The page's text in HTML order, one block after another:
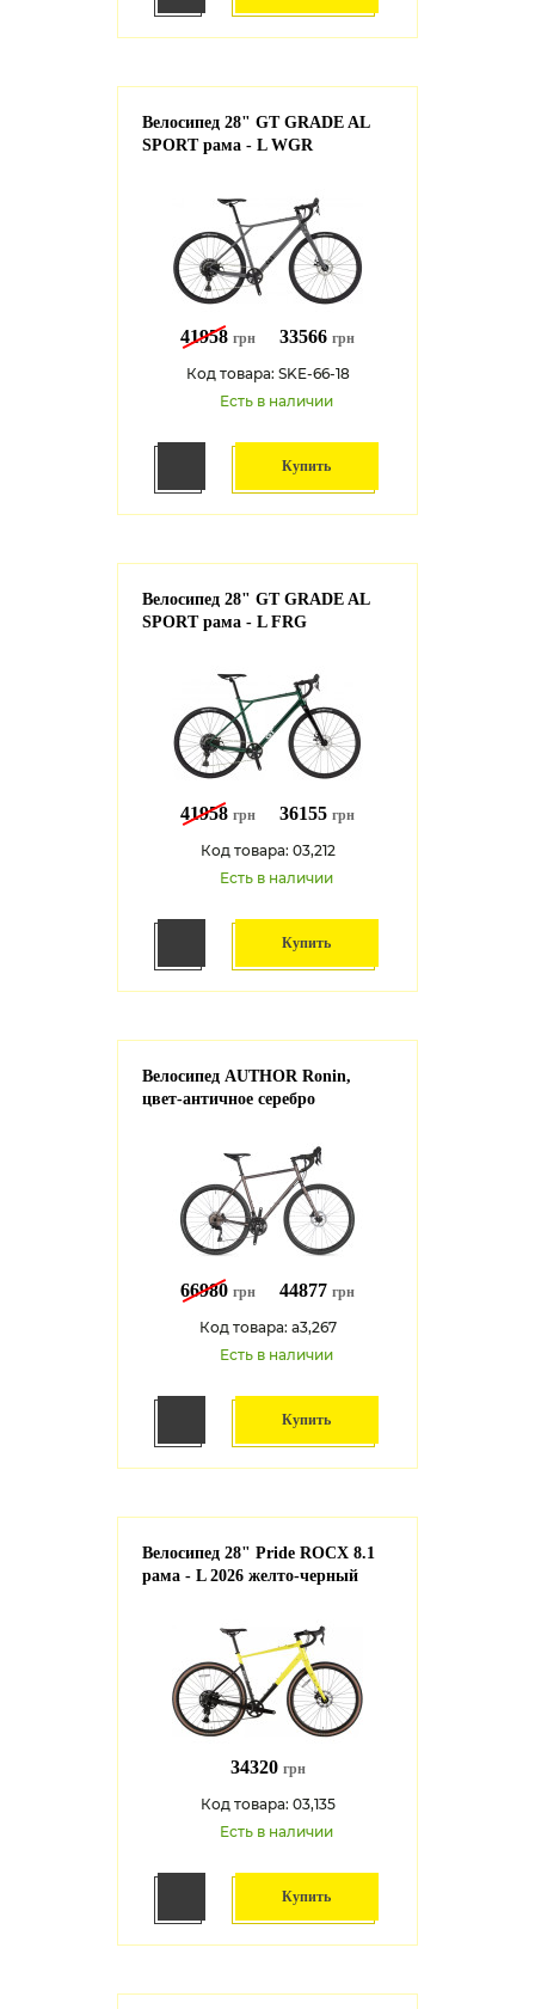
Велосипед 28" GT GRADE AL
SPORT рама - L WGR
41958 грн 33566 грн
Код товара: SKE-66-18
Есть в наличии
Купить
Велосипед 28" GT GRADE AL
SPORT рама - L FRG
41958 грн 36155 грн
Код товара: 03,212
Есть в наличии
Купить
Велосипед AUTHOR Ronin,
цвет-античное серебро
66980 грн 44877 грн
Код товара: a3,267
Есть в наличии
Купить
Велосипед 28" Pride ROCX 8.1
рама - L 2026 желто-черный
34320 грн
Код товара: 03,135
Есть в наличии
Купить